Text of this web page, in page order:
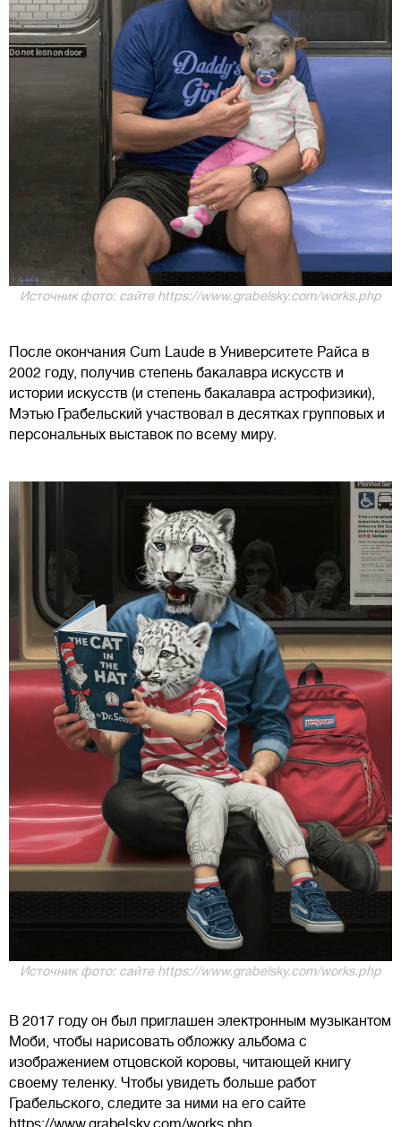
Источник фото: сайте https://www.grabelsky.com/works.php
После окончания Cum Laude в Университете Райса в
2002 году, получив степень бакалавра искусств и
истории искусств (и степень бакалавра астрофизики),
Мэтью Грабельский участвовал в десятках групповых и
персональных выставок по всему миру.
Источник фото: сайте https://www.grabelsky.com/works.php
В 2017 году он был приглашен электронным музыкантом
Моби, чтобы нарисовать обложку альбома с
изображением отцовской коровы, читающей книгу
своему теленку. Чтобы увидеть больше работ
Грабельского, следите за ними на его сайте